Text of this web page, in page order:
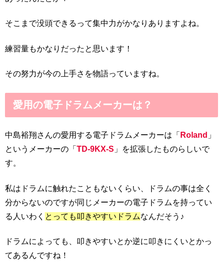
そこまで没頭できるって集中力がかなりありますよね。
練習量もかなりだったと思います！
その努力が今の上手さを物語っていますね。
愛用の電子ドラムメーカーは？
中島裕翔さんの愛用する電子ドラムメーカーは「 Roland 」
というメーカーの「 TD-9KX-S 」を拡張したものらしいで
す。
私はドラムに触れたこともないくらい、ドラムの事は全く
分からないのですが同じメーカーの電子ドラムを持ってい
る人いわく とっても叩きやすいドラムなんだそう♪
ドラムによっても、叩きやすいとか逆に叩きにくいとかっ
てあるんですね！